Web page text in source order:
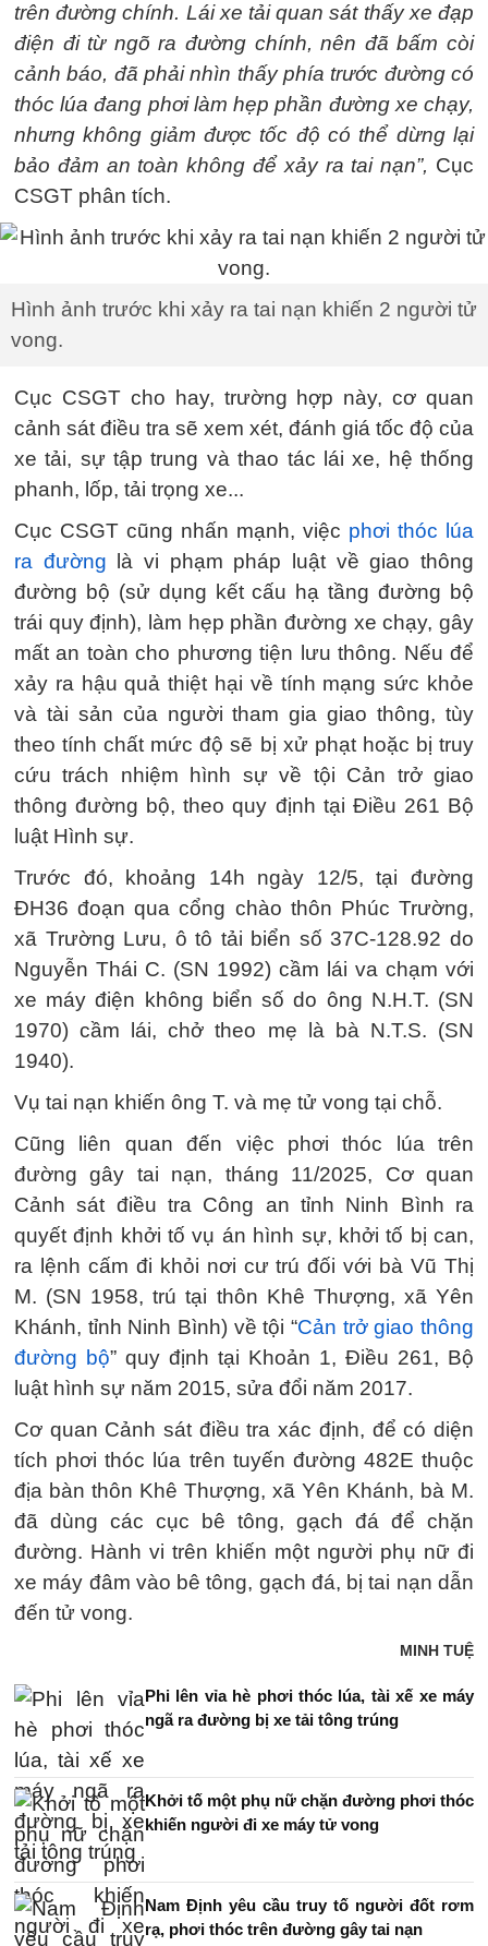
trên đường chính. Lái xe tải quan sát thấy xe đạp
điện đi từ ngõ ra đường chính, nên đã bấm còi
cảnh báo, đã phải nhìn thấy phía trước đường có
thóc lúa đang phơi làm hẹp phần đường xe chạy,
nhưng không giảm được tốc độ có thể dừng lại
bảo đảm an toàn không để xảy ra tai nạn”, Cục
CSGT phân tích.
Hình ảnh trước khi xảy ra tai nạn khiến 2 người tử
vong.
Cục CSGT cho hay, trường hợp này, cơ quan
cảnh sát điều tra sẽ xem xét, đánh giá tốc độ của
xe tải, sự tập trung và thao tác lái xe, hệ thống
phanh, lốp, tải trọng xe...
Cục CSGT cũng nhấn mạnh, việc phơi thóc lúa
ra đường là vi phạm pháp luật về giao thông
đường bộ (sử dụng kết cấu hạ tầng đường bộ
trái quy định), làm hẹp phần đường xe chạy, gây
mất an toàn cho phương tiện lưu thông. Nếu để
xảy ra hậu quả thiệt hại về tính mạng sức khỏe
và tài sản của người tham gia giao thông, tùy
theo tính chất mức độ sẽ bị xử phạt hoặc bị truy
cứu trách nhiệm hình sự về tội Cản trở giao
thông đường bộ, theo quy định tại Điều 261 Bộ
luật Hình sự.
Trước đó, khoảng 14h ngày 12/5, tại đường
ĐH36 đoạn qua cổng chào thôn Phúc Trường,
xã Trường Lưu, ô tô tải biển số 37C-128.92 do
Nguyễn Thái C. (SN 1992) cầm lái va chạm với
xe máy điện không biển số do ông N.H.T. (SN
1970) cầm lái, chở theo mẹ là bà N.T.S. (SN
1940).
Vụ tai nạn khiến ông T. và mẹ tử vong tại chỗ.
Cũng liên quan đến việc phơi thóc lúa trên
đường gây tai nạn, tháng 11/2025, Cơ quan
Cảnh sát điều tra Công an tỉnh Ninh Bình ra
quyết định khởi tố vụ án hình sự, khởi tố bị can,
ra lệnh cấm đi khỏi nơi cư trú đối với bà Vũ Thị
M. (SN 1958, trú tại thôn Khê Thượng, xã Yên
Khánh, tỉnh Ninh Bình) về tội “Cản trở giao thông
đường bộ” quy định tại Khoản 1, Điều 261, Bộ
luật hình sự năm 2015, sửa đổi năm 2017.
Cơ quan Cảnh sát điều tra xác định, để có diện
tích phơi thóc lúa trên tuyến đường 482E thuộc
địa bàn thôn Khê Thượng, xã Yên Khánh, bà M.
đã dùng các cục bê tông, gạch đá để chặn
đường. Hành vi trên khiến một người phụ nữ đi
xe máy đâm vào bê tông, gạch đá, bị tai nạn dẫn
đến tử vong.
MINH TUỆ
Phi lên vỉa hè phơi thóc lúa, tài xế xe máy
ngã ra đường bị xe tải tông trúng
Khởi tố một phụ nữ chặn đường phơi thóc
khiến người đi xe máy tử vong
Nam Định yêu cầu truy tố người đốt rơm
rạ, phơi thóc trên đường gây tai nạn